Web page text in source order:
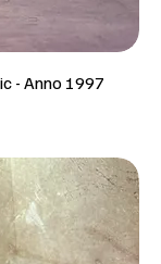
- Anno 1997